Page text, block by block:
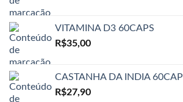
VITAMINA D3 60CAPS
R$35,00
CASTANHA DA INDIA 60CAP
R$27,90